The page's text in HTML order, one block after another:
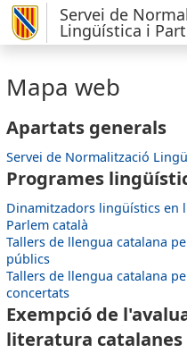
Servei de
Lingüística i
Mapa web
Apartats generals
Servei de Normalització
Programes
Dinamitzadors lingüístics en
Parlem català
Tallers de llengua catalana
públics
Tallers de llengua catalana
concertats
Exempció de
literatura catalanes